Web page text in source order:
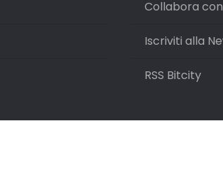
Collabora
Iscriviti alla
RSS Bitcity